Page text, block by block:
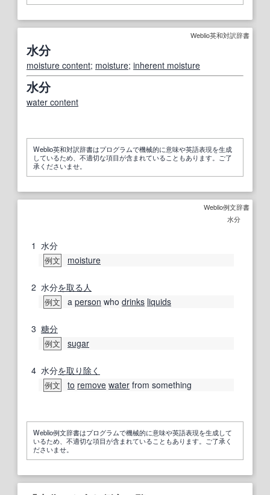
Weblio英和対訳辞書
水分
moisture content; moisture; inherent moisture
水分
water content
Weblio英和対訳辞書はプログラムで機械的に意味や英語表現を生成
しているため、不適切な項目が含まれていることもあります。ご了
承くださいませ。
Weblio例文辞書
水分
1 水分
例文 moisture
2 水分を取る 人
例文 a person who drinks liquids
3 糖分
例文 sugar
4 水分を取り除く
例文 to remove water from something
Weblio例文辞書はプログラムで機械的に意味や英語表現を生成して
いるため、不適切な項目が含まれていることもあります。ご了承く
ださいませ。